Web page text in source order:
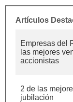
Artículos
Empresas del
las mejores
accionistas
2 de las
jubilación